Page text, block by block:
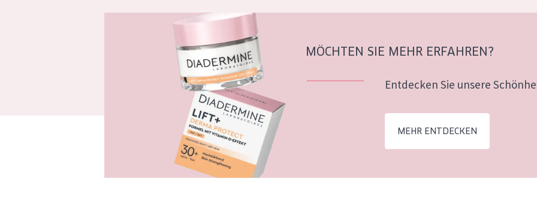
MÖCHTEN SIE MEHR ERFAHREN?
Entdecken Sie unsere
MEHR ENTDECKEN